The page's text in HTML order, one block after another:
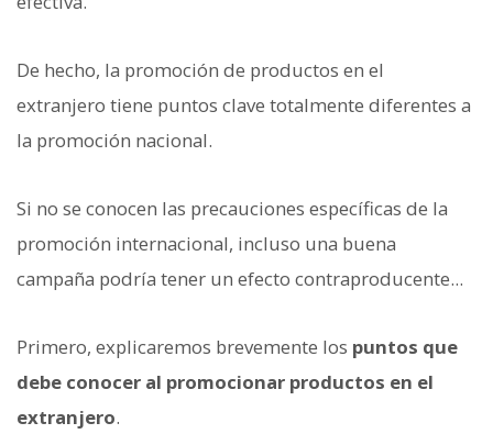
De hecho, la promoción de productos en el
extranjero tiene puntos clave totalmente diferentes a
la promoción nacional.
Si no se conocen las precauciones específicas de la
promoción internacional, incluso una buena
campaña podría tener un efecto contraproducente...
Primero, explicaremos brevemente los puntos que
debe conocer al promocionar productos en el
extranjero.